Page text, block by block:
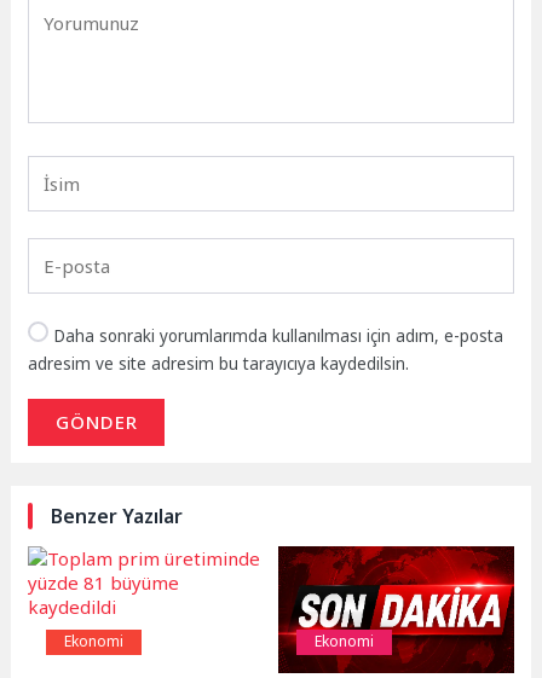
Daha sonraki yorumlarımda kullanılması için adım, e-posta
adresim ve site adresim bu tarayıcıya kaydedilsin.
GÖNDER
Benzer Yazılar
Ekonomi Ekonomi